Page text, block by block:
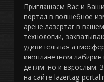
Приглашаем Вас и
портал в волшебное
арене лазертаг в
технологии,
удивительная
инопланетном
детям, но и взрослым.
на сайте lazertag-